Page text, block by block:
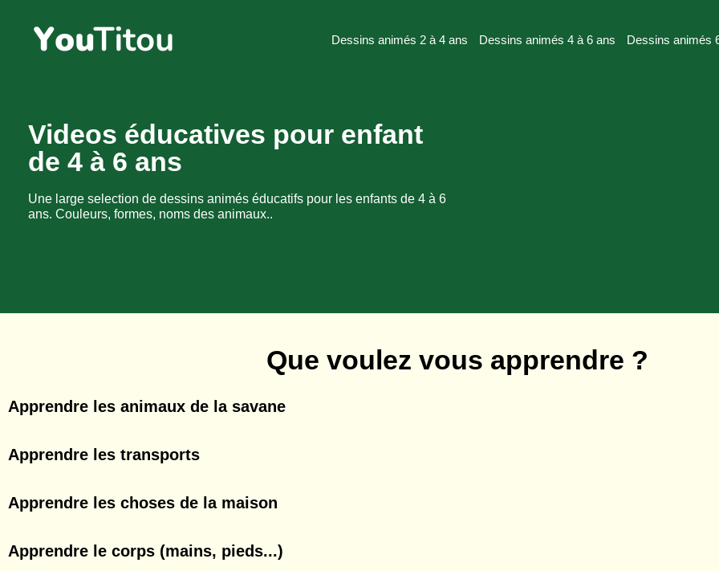
Dessins animés 2 à 4 ans Dessins animés 4 à 6 ans Dessins animés
Videos éducatives pour enfant
de 4 à 6 ans
Une large selection de dessins animés éducatifs pour les enfants de 4 à 6
ans. Couleurs, formes, noms des animaux..
Que voulez vous apprendre ?
Apprendre les animaux de la savane
Apprendre les transports
Apprendre les choses de la maison
Apprendre le corps (mains, pieds...)